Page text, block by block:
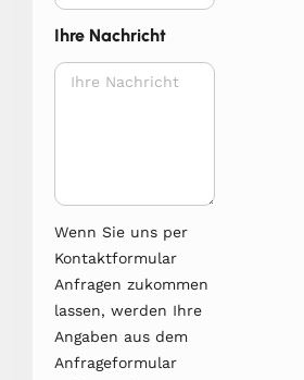
Ihre Nachricht
Wenn Sie uns per
Kontaktformular
Anfragen zukommen
lassen, werden Ihre
Angaben aus dem
Anfrageformular